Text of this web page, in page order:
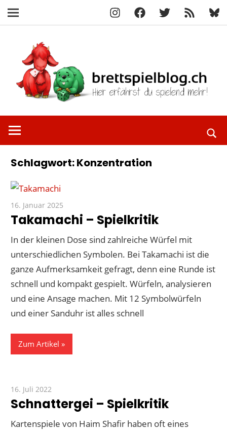
InstagramFacebook
X
RSS-
Feed
Navigation
springen
erfährst
mehr!
Schlagwort:Konzentration
16. Januar 2025
Takamachi – Spielkritik
In der kleinen Dose sind zahlreiche Würfel mit
unterschiedlichen Symbolen. Bei Takamachi ist die
ganze Aufmerksamkeit gefragt, denn eine Runde ist
schnell und kompakt gespielt. Würfeln, analysieren
und eine Ansage machen. Mit 12 Symbolwürfeln
und einer Sanduhr ist alles schnell
Zum Artikel
16. Juli 2022
Schnattergei – Spielkritik
Kartenspiele von Haim Shafir haben oft eines